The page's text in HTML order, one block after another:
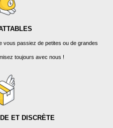
vous passiez de petites ou de grandes
toujours avec nous !
ET DISCRÈTE